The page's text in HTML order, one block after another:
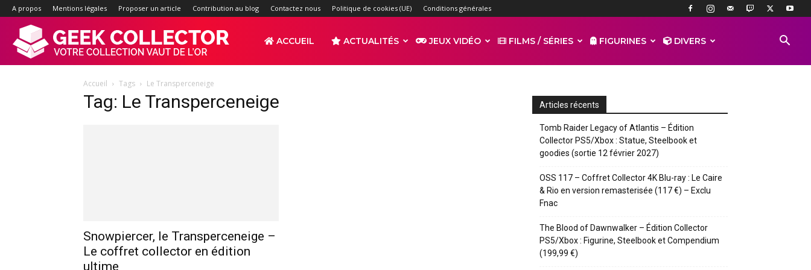
A propos Mentions légales Proposer un article Contribution au blog Contactez nous Politique de cookies (UE) Conditions générales
d'actualités
ACCUEIL ACTUALITÉS JEUX VIDÉO FILMS / SÉRIES FIGURINES DIVERS
Accueil Tags Le Transperceneige
Tag: Le Transperceneige
Snowpiercer, le Transperceneige –
Le coffret collector en édition
ultime
Articles récents
Tomb Raider Legacy of Atlantis – Édition
Collector PS5/Xbox : Statue, Steelbook et
goodies (sortie 12 février 2027)
OSS 117 – Coffret Collector 4K Blu-ray : Le Caire
& Rio en version remasterisée (117 €) – Exclu
Fnac
The Blood of Dawnwalker – Édition Collector
PS5/Xbox : Figurine, Steelbook et Compendium
(199,99 €)